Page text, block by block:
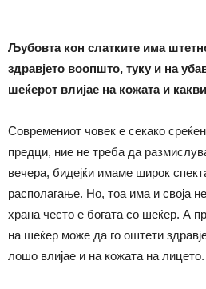
Љубовта кон слатките има
здравјето воопшто, туку и на
шеќерот влијае на кожата и
Современиот човек е секако
предци, ние не треба да
вечера, бидејќи имаме широк
располагање. Но, тоа има и своја
храна често е богата со шеќер. А
на шеќер може да го оштети
лошо влијае и на кожата на лицето.